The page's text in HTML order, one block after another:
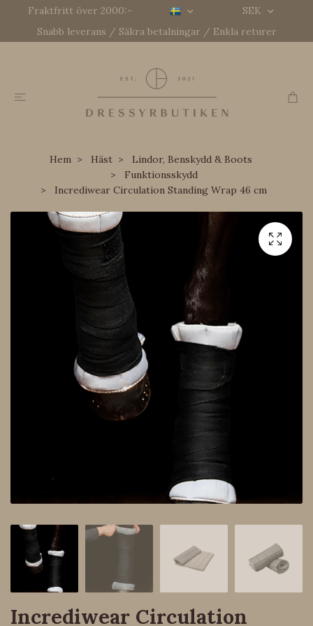
Fraktfritt över 2000:-
SEK
Snabb leverans / Säkra betalningar / Enkla returer
Hem Häst
Lindor, Benskydd & Boots
Funktionsskydd
Incrediwear Circulation Standing Wrap 46 cm
Incrediwear Circulation